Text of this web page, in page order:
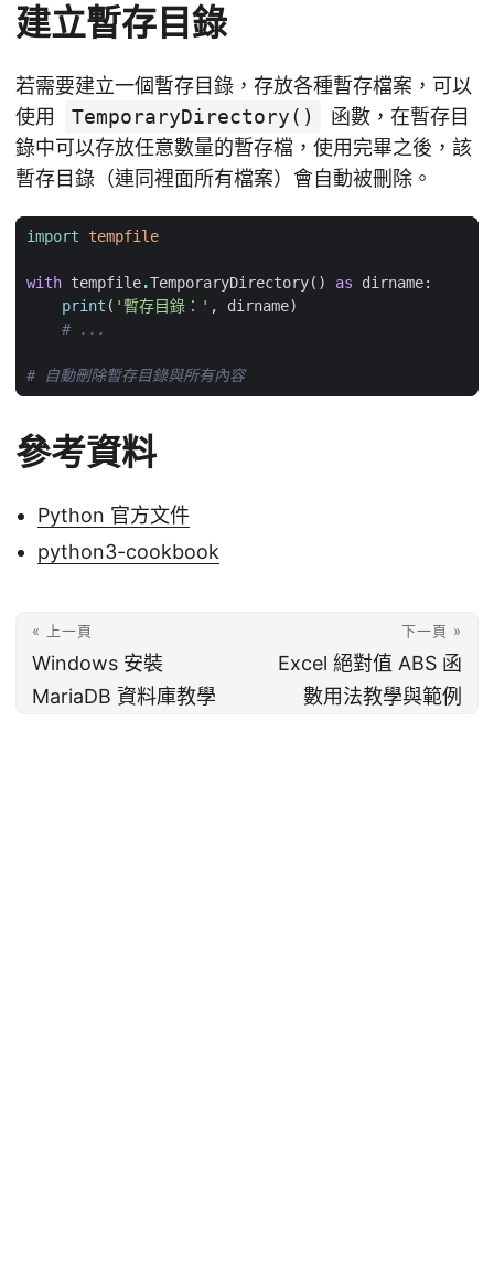
建立暫存目錄
若需要建立一個暫存目錄，存放各種暫存檔案，可以
使用
TemporaryDirectory()
函數，在暫存目
錄中可以存放任意數量的暫存檔，使用完畢之後，該
暫存目錄（連同裡面所有檔案）會自動被刪除。
import tempfile
with tempfile.TemporaryDirectory() as dirname:
print ( '暫存目錄：' , dirname)
# ...
# 自動刪除暫存目錄與所有內容
參考資料
Python 官方文件
python3-cookbook
« 上一頁
Windows 安裝
MariaDB 資料庫教學
下一頁 »
Excel 絕對值 ABS 函
數用法教學與範例